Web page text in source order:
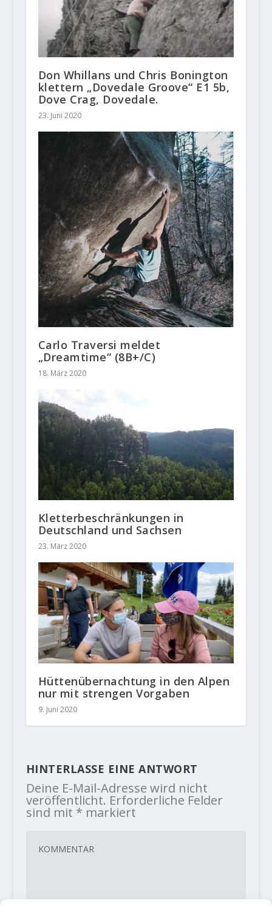
Don Whillans und Chris Bonington
klettern „Dovedale Groove“ E1 5b,
Dove Crag, Dovedale.
23. Juni 2020
Carlo Traversi meldet
„Dreamtime“ (8B+/C)
18. März 2020
Kletterbeschränkungen in
Deutschland und Sachsen
23. März 2020
Hüttenübernachtung in den Alpen
nur mit strengen Vorgaben
9. Juni 2020
HINTERLASSE EINE ANTWORT
Deine E-Mail-Adresse wird nicht
veröffentlicht. Erforderliche Felder
sind mit * markiert